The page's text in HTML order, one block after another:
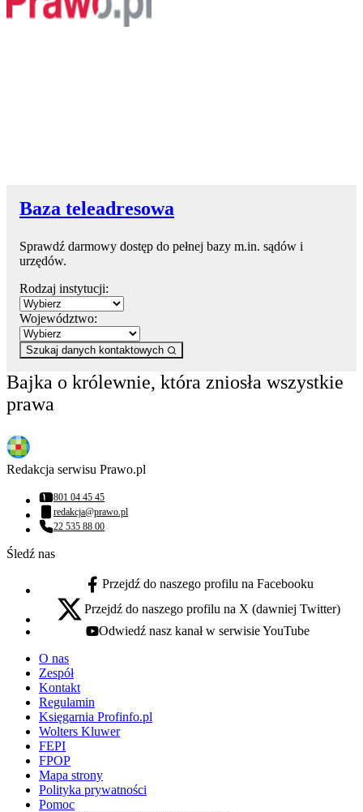
Baza teleadresowa
Sprawdź darmowy dostęp do pełnej bazy m.in. sądów i
urzędów.
Rodzaj instytucji:
Województwo:
Szukaj danych kontaktowych
Bajka o królewnie, która zniosła wszystkie
prawa
Redakcja serwisu Prawo.pl
Numer telefonu:
801 04 45 45
Adres email:
redakcja@prawo.pl
Numer telefonu:
22 535 88 00
Śledź nas
facebook - otwiera się w nowej karcie
Przejdź do naszego profilu na Facebooku
x - otwiera się w nowej karcie
Przejdź do naszego profilu na X (dawniej Twitter)
youtube - otwiera się w nowej karcie
Odwiedź nasz kanał w serwisie YouTube
O nas
Zespół
Kontakt
Regulamin
Księgarnia Profinfo.pl
Wolters Kluwer
FEPI
FPOP
Mapa strony
Polityka prywatności
Pomoc